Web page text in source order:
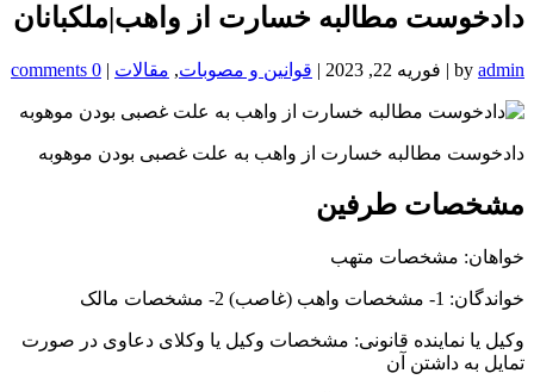
دادخوست مطالبه خسارت از واهب|ملکبانان
by admin
| فوریه 22, 2023 | قوانین و مصوبات, مقالات |
0 comments
دادخوست مطالبه خسارت از واهب به علت غصبی بودن موهوبه
مشخصات طرفین
خواهان: مشخصات متهب
خواندگان: 1- مشخصات واهب (غاصب) 2- مشخصات مالک
وکیل یا نماینده قانونی: مشخصات وکیل یا وکلای دعاوی در صورت
تمایل به داشتن آن